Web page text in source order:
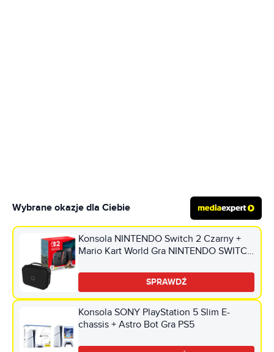
Wybrane okazje dla Ciebie
Konsola NINTENDO Switch 2 Czarny +
Mario Kart World Gra NINTENDO SWITCH
Switch/Switch 2/Switch Oled Czarny
SPRAWDŹ
Konsola SONY PlayStation 5 Slim E-
chassis + Astro Bot Gra PS5